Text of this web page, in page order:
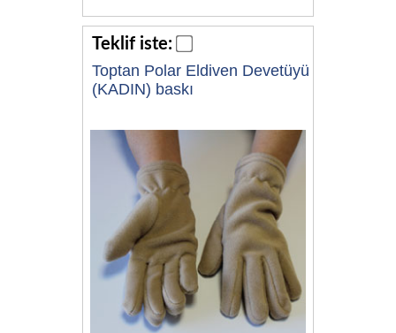
Teklif iste:
Toptan Polar Eldiven Devetüyü
(KADIN) baskı